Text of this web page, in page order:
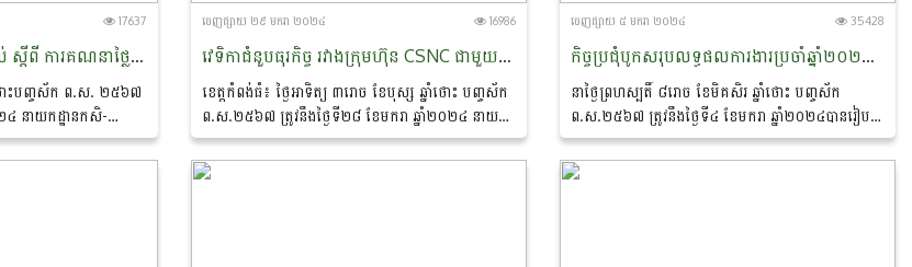
17637
សិក្ខាសាលាពិគ្រោះយោបល់ ស្តីពី ការគណនាថ្លៃដើមនៃផលិតកម្ម និងការកែច្នៃក្នុងខ្សែច្រវាក់តម្លៃគ្រាប់ស្វាយចន្ទី
ថោះបញ្ចស័ក ព.ស. ២៥៦៧
៤ នាយកដ្ឋានកសិ-
ាប្រមាញ់ និងនេសាទ បាន
តរជាតិអាល្លឺម៉ង់...
ចេញ​ផ្សាយ​ ២៩ មករា ២០២៤ 16986
វេទិកាជំនួបធុរកិច្ច រវាងក្រុមហ៊ុន CSNC ជាមួយសិប្បករ សហគមន៍កសិកម្ម កសិករស្វាយចន្ទី និងពិធីចុះអនុស្សរណៈ
ខេត្តកំពង់ធំ៖ ថ្ងៃអាទិត្យ ៣រោច ខែបុស្ស ឆ្នាំថោះ បញ្ចស័ក
ព.ស.២៥៦៧ ត្រូវនឹងថ្ងៃទី២៨ ខែមករា ឆ្នាំ២០២៤ នាយក
ដ្ឋានកសិ-ឧស្សាហកម្ម នៃក្រសួងកសិកម្ម រុក្ខាប្រមាញ់ និង
នេសាទ...
ចេញ​ផ្សាយ​ ៥ មករា ២០២៤ 35428
កិច្ចប្រជុំបូកសរុបលទ្ធផលការងារប្រចាំឆ្នាំ២០២៣ និងលើកទិសដៅការងារសម្រាប់ឆ្នាំ២០២៤ របស់នាយកដ្ឋានកសិ-ឧស្សាហកម្ម
នាថ្ងៃព្រហស្បតិ៍ ៨រោច ខែមិគសិរ ឆ្នាំថោះ បញ្ចស័ក
ព.ស.២៥៦៧ ត្រូវនឹងថ្ងៃទី៤ ខែមករា ឆ្នាំ២០២៤បានរៀបចំ
កិច្ចប្រជុំ បូកសរុបលទ្ធផលការងារប្រចាំឆ្នាំ២០២៣ និងលើក
ទិសដៅការងារសម្រាប់ឆ្នាំ២០២៤...